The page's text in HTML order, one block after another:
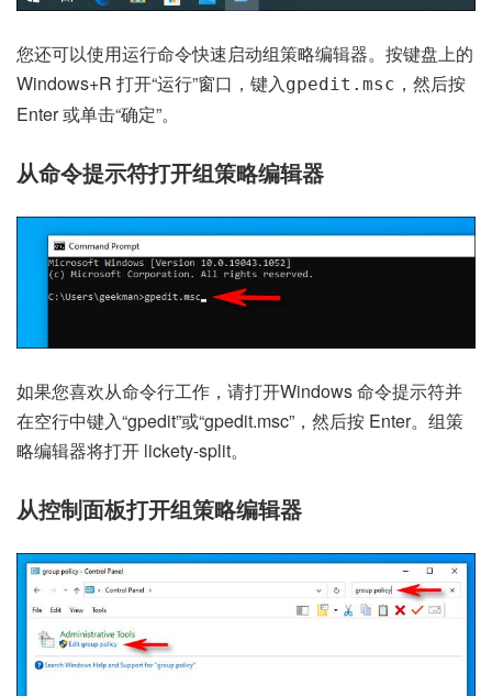
您还可以使用运行命令快速启动组策略编辑器。按键盘上的
Windows+R 打开“运行”窗口，键入gpedit.msc ，然后按
Enter 或单击“确定”。
从命令提示符打开组策略编辑器
如果您喜欢从命令行工作，请打开Windows 命令提示符并
在空行中键入“gpedit”或“gpedit.msc”，然后按 Enter。组策
略编辑器将打开 lickety-split。
从控制面板打开组策略编辑器